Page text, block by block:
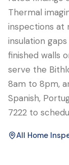
Thermal
inspections at
insulation
finished walls
serve the
8am to 8pm,
Spanish,
7222 to
All Home